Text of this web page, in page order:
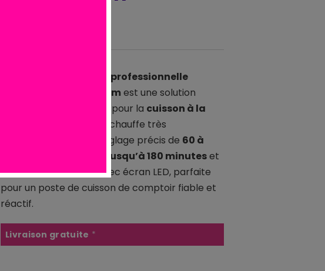
plaque à induction professionnelle
Maxima 3500 W Ø 24 cm est une solution
puissante et compacte pour la cuisson à la
. Elle chauffe très
rapidement, offre un réglage précis de 60 à
minuterie jusqu’à 180 minuteset
une interface tactile avec écran LED, parfaite
pour un poste de cuisson de comptoir fiable et
réactif.
Livraison gratuite *